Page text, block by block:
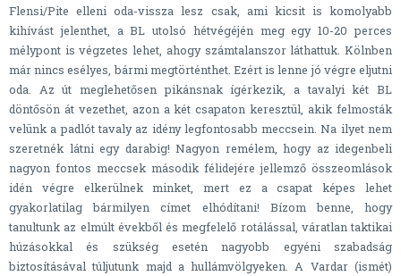
Flensi/Pite elleni oda-vissza lesz csak, ami kicsit is komolyabb
kihívást jelenthet, a BL utolsó hétvégéjén meg egy 10-20 perces
mélypont is végzetes lehet, ahogy számtalanszor láthattuk. Kölnben
már nincs esélyes, bármi megtörténthet. Ezért is lenne jó végre eljutni
oda. Az út meglehetősen pikánsnak ígérkezik, a tavalyi két BL
döntősön át vezethet, azon a két csapaton keresztül, akik felmosták
velünk a padlót tavaly az idény legfontosabb meccsein. Na ilyet nem
szeretnék látni egy darabig! Nagyon remélem, hogy az idegenbeli
nagyon fontos meccsek második félidejére jellemző összeomlások
idén végre elkerülnek minket, mert ez a csapat képes lehet
gyakorlatilag bármilyen címet elhódítani! Bízom benne, hogy
tanultunk az elmúlt évekből és megfelelő rotálással, váratlan taktikai
húzásokkal és szükség esetén nagyobb egyéni szabadság
biztosításával túljutunk majd a hullámvölgyeken. A Vardar (ismét)